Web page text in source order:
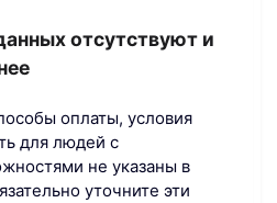
отсутствуют и
оплаты, условия
для людей с
не указаны в
уточните эти